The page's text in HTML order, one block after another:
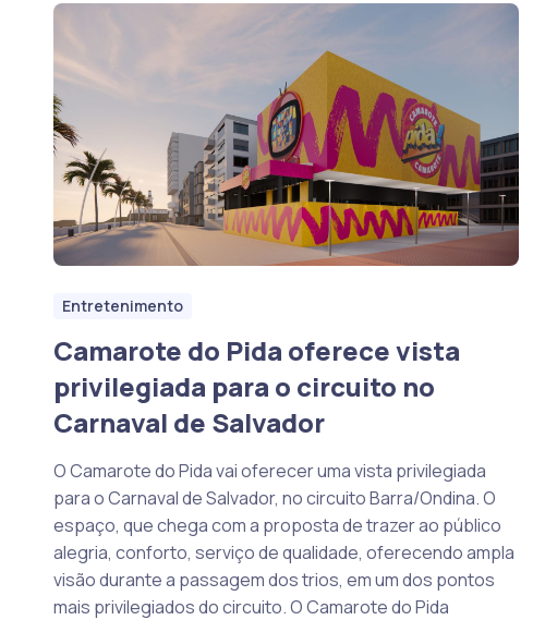
Entretenimento
Camarote do Pida oferece vista
privilegiada para o circuito no
Carnaval de Salvador
O Camarote do Pida vai oferecer uma vista privilegiada
para o Carnaval de Salvador, no circuito Barra/Ondina. O
espaço, que chega com a proposta de trazer ao público
alegria, conforto, serviço de qualidade, oferecendo ampla
visão durante a passagem dos trios, em um dos pontos
mais privilegiados do circuito. O Camarote do Pida